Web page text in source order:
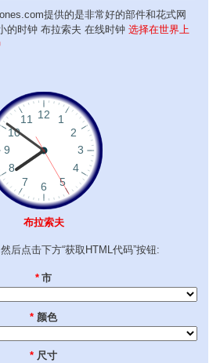
提供的是非常好的部件和花式网
的时钟 布拉索夫 在线时钟 选择在世界上
布拉索夫
后点击下方“获取HTML代码”按钮:
* 市
* 颜色
* 尺寸